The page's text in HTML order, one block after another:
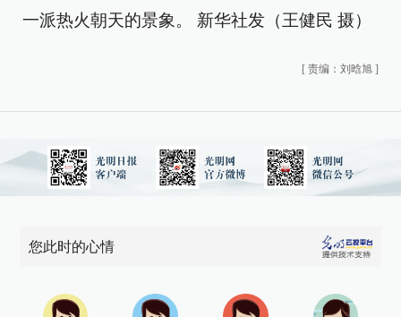
一派热火朝天的景象。 新华社发（王健民 摄）
[ 责编：刘晗旭 ]
您此时的心情